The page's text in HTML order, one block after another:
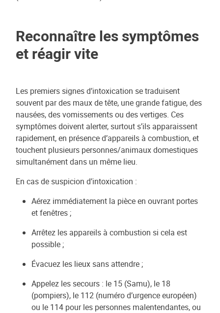
Reconnaître les symptômes
et réagir vite
Les premiers signes d’intoxication se traduisent
souvent par des maux de tête, une grande fatigue, des
nausées, des vomissements ou des vertiges. Ces
symptômes doivent alerter, surtout s’ils apparaissent
rapidement, en présence d’appareils à combustion, et
touchent plusieurs personnes/animaux domestiques
simultanément dans un même lieu.
En cas de suspicion d’intoxication :
Aérez immédiatement la pièce en ouvrant portes
et fenêtres ;
Arrêtez les appareils à combustion si cela est
possible ;
Évacuez les lieux sans attendre ;
Appelez les secours : le 15 (Samu), le 18
(pompiers), le 112 (numéro d’urgence européen)
ou le 114 pour les personnes malentendantes, ou